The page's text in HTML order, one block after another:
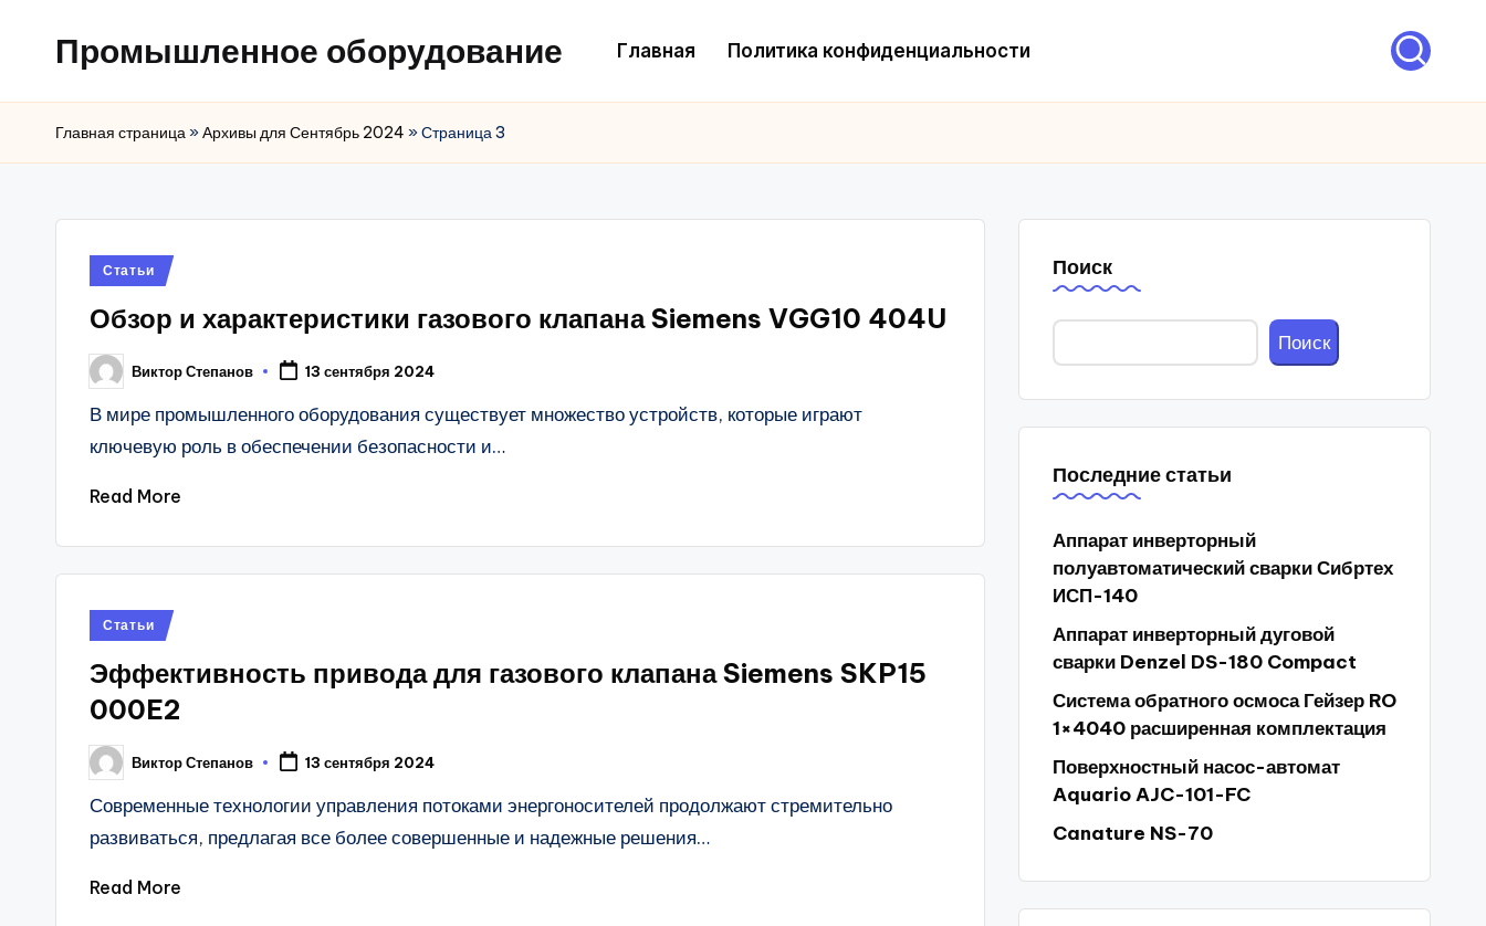
Промышленное оборудование Главная Политика конфиденциальности
Главная страница»Архивы для Сентябрь 2024 »Страница 3
Posted
Статьи
Обзор и характеристики газового клапана Siemens VGG10 404U
Posted
by
Виктор Степанов 13 сентября 2024
В мире промышленного оборудования существует множество устройств, которые играют
ключевую роль в обеспечении безопасности и…
Read More
Posted
Статьи
Эффективность привода для газового клапана Siemens SKP15
000E2
Posted
by
Виктор Степанов 13 сентября 2024
Современные технологии управления потоками энергоносителей продолжают стремительно
развиваться, предлагая все более совершенные и надежные решения…
Read More
Поиск
Поиск
Последние статьи
Аппарат инверторный
полуавтоматический сварки Сибртех
ИСП-140
Аппарат инверторный дуговой
сварки Denzel DS-180 Compact
Система обратного осмоса Гейзер RO
1×4040 расширенная комплектация
Поверхностный насос-автомат
Aquario AJC-101-FC
Canature NS-70